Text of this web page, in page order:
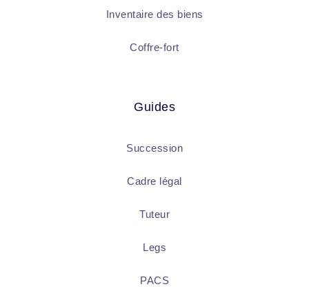
Inventaire des biens
Coffre-fort
Guides
Succession
Cadre légal
Tuteur
Legs
PACS